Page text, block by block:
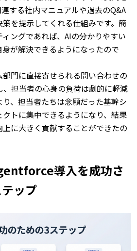
する社内マニュアルや過去のQ&A
を提示してくれる仕組みです。 簡
ングであれば、AIの分かりやすい
が解決できるようになったので
門に直接寄せられる問い合わせの
担当者の心身の負荷は劇的に軽減
り、担当者たちは念願だった基幹シ
トに集中できるようになり、結果
に大きく貢献することができたの
導入を成功さ
ップ